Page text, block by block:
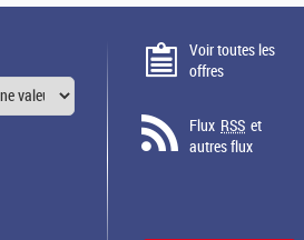
Voir toutes les
offres
Flux RSS et
autres flux